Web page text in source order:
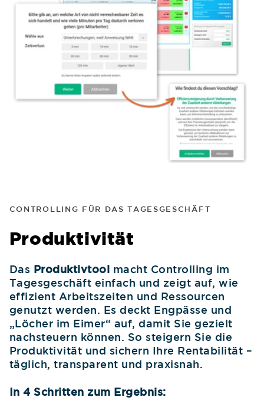
CONTROLLING FÜR DAS TAGESGESCHÄFT
Produktivität
Das Produktivtool macht Controlling im
Tagesgeschäft einfach und zeigt auf, wie
effizient Arbeitszeiten und Ressourcen
genutzt werden. Es deckt Engpässe und
„Löcher im Eimer“ auf, damit Sie gezielt
nachsteuern können. So steigern Sie die
Produktivität und sichern Ihre Rentabilität –
täglich, transparent und praxisnah.
In 4 Schritten zum Ergebnis: